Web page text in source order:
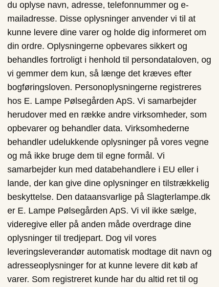
du oplyse navn, adresse, telefonnummer og e-
mailadresse. Disse oplysninger anvender vi til at
kunne levere dine varer og holde dig informeret om
din ordre. Oplysningerne opbevares sikkert og
behandles fortroligt i henhold til persondataloven, og
vi gemmer dem kun, så længe det kræves efter
bogføringsloven. Personoplysningerne registreres
hos E. Lampe Pølsegården ApS. Vi samarbejder
herudover med en række andre virksomheder, som
opbevarer og behandler data. Virksomhederne
behandler udelukkende oplysninger på vores vegne
og må ikke bruge dem til egne formål. Vi
samarbejder kun med databehandlere i EU eller i
lande, der kan give dine oplysninger en tilstrækkelig
beskyttelse. Den dataansvarlige på Slagterlampe.dk
er E. Lampe Pølsegården ApS. Vi vil ikke sælge,
videregive eller på anden måde overdrage dine
oplysninger til tredjepart. Dog vil vores
leveringsleverandør automatisk modtage dit navn og
adresseoplysninger for at kunne levere dit køb af
varer. Som registreret kunde har du altid ret til og